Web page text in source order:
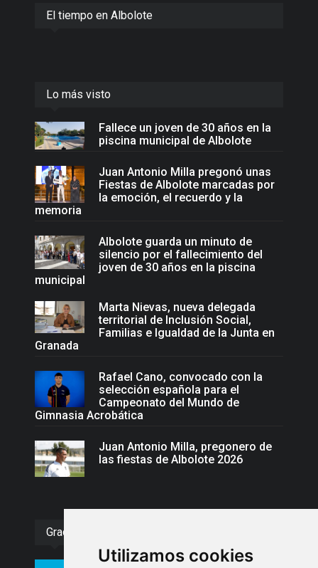
Utilizamos cookies
El tiempo en Albolote
Lo más visto
Fallece un joven de 30 años en la
piscina municipal de Albolote
Juan Antonio Milla pregonó unas
Fiestas de Albolote marcadas por
la emoción, el recuerdo y la
memoria
Albolote guarda un minuto de
silencio por el fallecimiento del
joven de 30 años en la piscina
municipal
Marta Nievas, nueva delegada
territorial de Inclusión Social,
Familias e Igualdad de la Junta en
Granada
Rafael Cano, convocado con la
selección española para el
Campeonato del Mundo de
Gimnasia Acrobática
Juan Antonio Milla, pregonero de
las fiestas de Albolote 2026
Gracias :)